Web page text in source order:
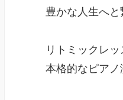
豊かな人生へと
リトミックレッ
本格的なピアノ